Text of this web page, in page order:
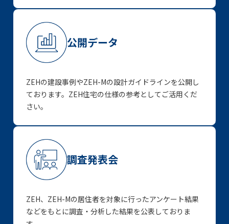
公開データ
ZEHの建設事例やZEH-Mの設計ガイドラインを公開し
ております。ZEH住宅の仕様の参考としてご活用くだ
さい。
調査発表会
ZEH、ZEH-Mの居住者を対象に行ったアンケート結果
などをもとに調査・分析した結果を公表しておりま